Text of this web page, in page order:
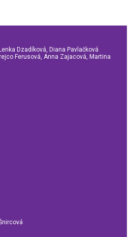
Dzadíková, Diana Pavlačková
Ferusová, Anna Zajacová, Martina